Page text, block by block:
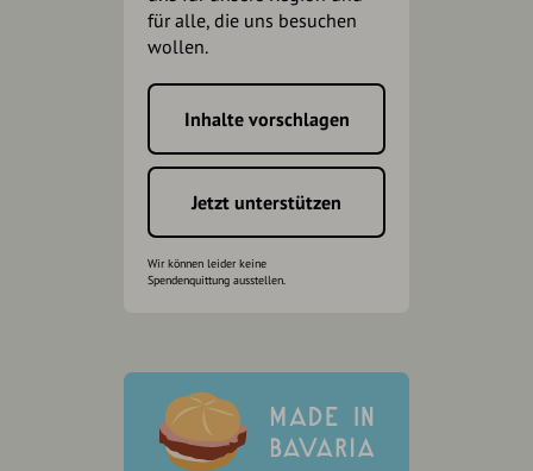
für alle, die uns besuchen
wollen.
Inhalte vorschlagen
Jetzt unterstützen
Wir können leider keine
Spendenquittung ausstellen.